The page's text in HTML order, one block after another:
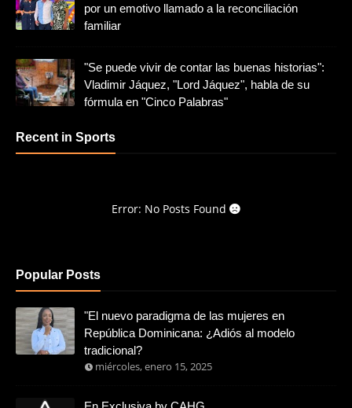
por un emotivo llamado a la reconciliación
familiar
"Se puede vivir de contar las buenas historias":
Vladimir Jáquez, "Lord Jáquez", habla de su
fórmula en "Cinco Palabras"
Recent in Sports
Error: No Posts Found
Popular Posts
"El nuevo paradigma de las mujeres en
República Dominicana: ¿Adiós al modelo
tradicional?
miércoles, enero 15, 2025